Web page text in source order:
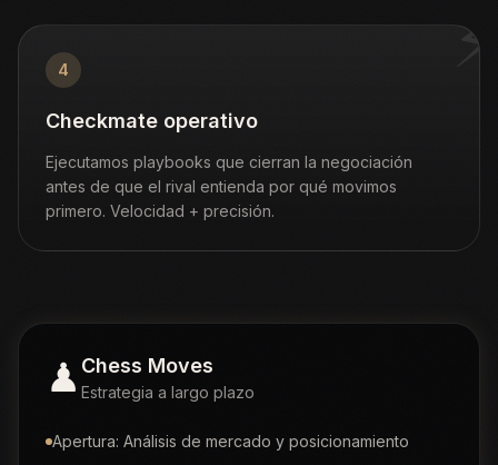
⚡
4
Checkmate operativo
Ejecutamos playbooks que cierran la negociación
antes de que el rival entienda por qué movimos
primero. Velocidad + precisión.
♟ Chess Moves
Estrategia a largo plazo
Apertura: Análisis de mercado y posicionamiento